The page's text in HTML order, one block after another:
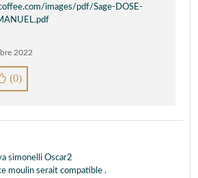
images/pdf/Sage-DOSE-
2022
(0)
simonelli Oscar2
moulin serait compatible .